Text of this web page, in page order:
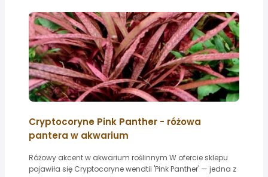
Cryptocoryne Pink Panther - różowa
pantera w akwarium
Różowy akcent w akwarium roślinnym W ofercie sklepu
pojawiła się Cryptocoryne wendtii 'Pink Panther' — jedna z